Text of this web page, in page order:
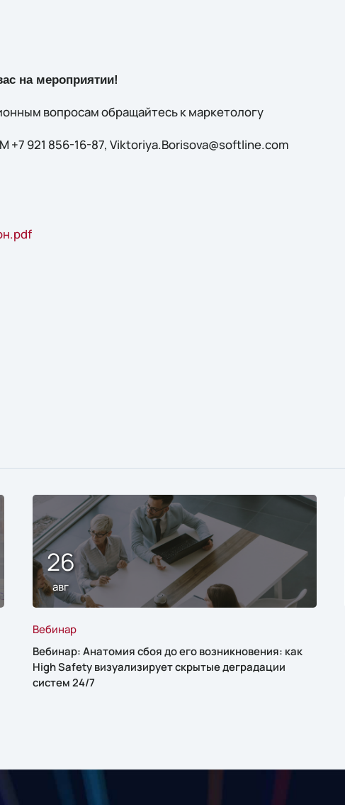
на мероприятии!
вопросам обращайтесь к маркетологу
+7 921 856-16-87, Viktoriya.Borisova@softline.com
26
авг
Вебинар
Вебинар: Анатомия сбоя до его возникновения: как
High Safety визуализирует скрытые деградации
систем 24/7